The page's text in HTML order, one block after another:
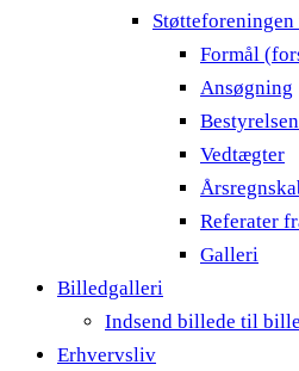
Formål
Ansøgning
Vedtægter
Referater
Galleri
Billedgalleri
Indsend billede til
Erhvervsliv